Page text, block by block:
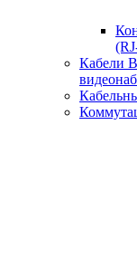
Кабели